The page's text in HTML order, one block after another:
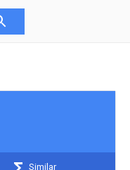
Similar